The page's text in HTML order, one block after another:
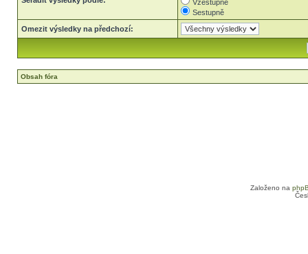
Vzestupně
Sestupně
Omezit výsledky na předchozí:
Obsah fóra
Založeno na